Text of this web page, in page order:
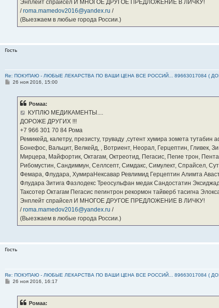
Энплейт спрайсел И МНОГОЕ ДРУГОЕ ПРЕДЛОЖЕНИЕ В ЛИЧКУ!
/roma.mamedov2016@yandex.ru /
(Выезжаем в любые города России.)
Гость
Re: ПОКУПАЮ - ЛЮБЫЕ ЛЕКАРСТВА ПО ВАШИ ЦЕНА ВСЕ РОССИЙ... 89663017084 (
С26 ноя 2016, 15:00
Ромаа:
КУПЛЮ МЕДИКАМЕНТЫ....
ДОРОЖЕ ДРУГИХ !!!
‪+7 966 301 70 84‬ Рома
Ремикейд, калетру, презисту, труваду ,сутент хумира зомета
Бонефос, Вальцит, Велкейд, , Вотриент, Неорал, Герцептин, Гливек,
Мирцера, Майфортик, Октагам, Октреотид, Пегасис, Пегие трон,
Рибомустин, Сандиммун, Селлсепт, Симдакс, Симулект, Спрайсел,
Фемара, Флудара, ХумираНексавар Ревлимид Герцептин Алимта
Флудара Зитига Фазлодекс Треосульфан медак Сандостатин
Таксотер Октагам Пегасис пегинтрон рекормон тайверб тасигна
Энплейт спрайсел И МНОГОЕ ДРУГОЕ ПРЕДЛОЖЕНИЕ В ЛИЧКУ!
/roma.mamedov2016@yandex.ru /
(Выезжаем в любые города России.)
Гость
Re: ПОКУПАЮ - ЛЮБЫЕ ЛЕКАРСТВА ПО ВАШИ ЦЕНА ВСЕ РОССИЙ... 89663017084 (
С26 ноя 2016, 16:17
Ромаа: